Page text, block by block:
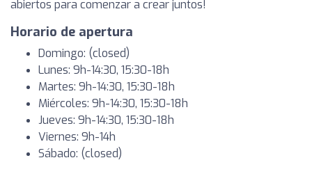
abiertos para comenzar a crear juntos!
Horario de apertura
Domingo: (closed)
Lunes: 9h-14:30, 15:30-18h
Martes: 9h-14:30, 15:30-18h
Miércoles: 9h-14:30, 15:30-18h
Jueves: 9h-14:30, 15:30-18h
Viernes: 9h-14h
Sábado: (closed)